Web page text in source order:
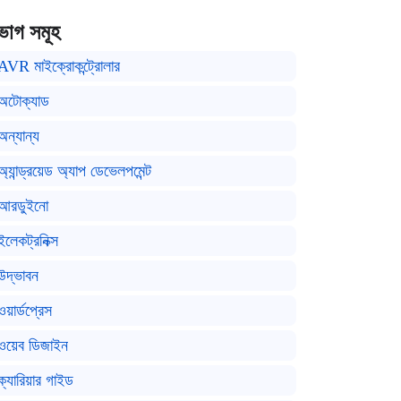
সমূহ
মাইক্রোকন্ট্রোলার
অ্যাপ ডেভেলপমেন্ট
ডিজাইন
গাইড